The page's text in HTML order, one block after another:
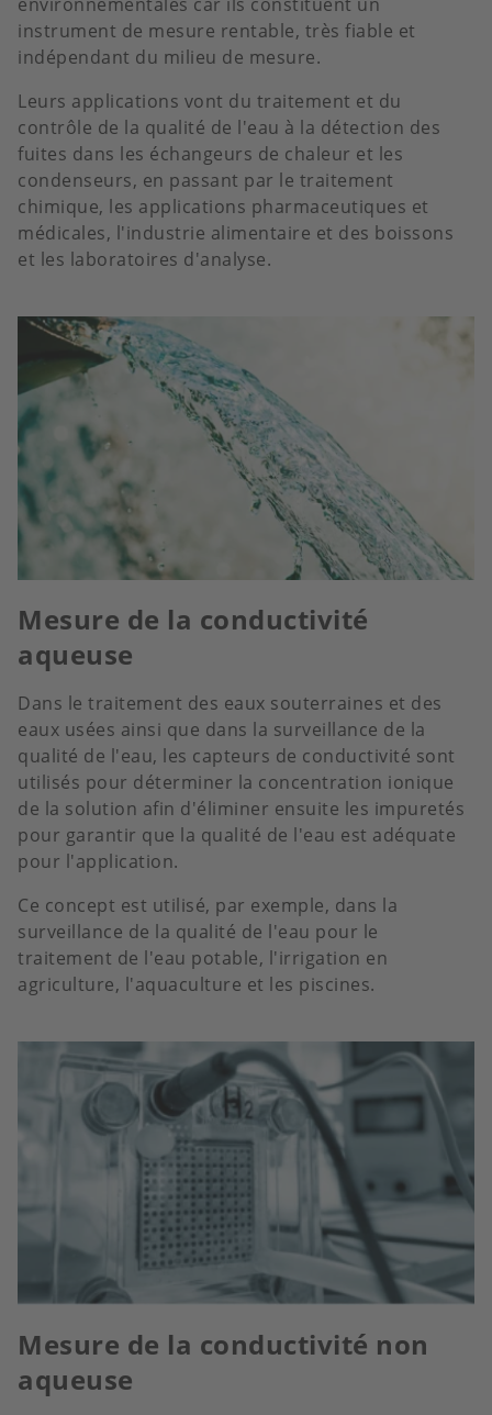
instrument de mesure rentable, très fiable et
indépendant du milieu de mesure.
Leurs applications vont du traitement et du
contrôle de la qualité de l'eau à la détection des
fuites dans les échangeurs de chaleur et les
condenseurs, en passant par le traitement
chimique, les applications pharmaceutiques et
médicales, l'industrie alimentaire et des boissons
et les laboratoires d'analyse.
Mesure de la conductivité
aqueuse
Dans le traitement des eaux souterraines et des
eaux usées ainsi que dans la surveillance de la
qualité de l'eau, les capteurs de conductivité sont
utilisés pour déterminer la concentration ionique
de la solution afin d'éliminer ensuite les impuretés
pour garantir que la qualité de l'eau est adéquate
pour l'application.
Ce concept est utilisé, par exemple, dans la
surveillance de la qualité de l'eau pour le
traitement de l'eau potable, l'irrigation en
agriculture, l'aquaculture et les piscines.
Mesure de la conductivité non
aqueuse